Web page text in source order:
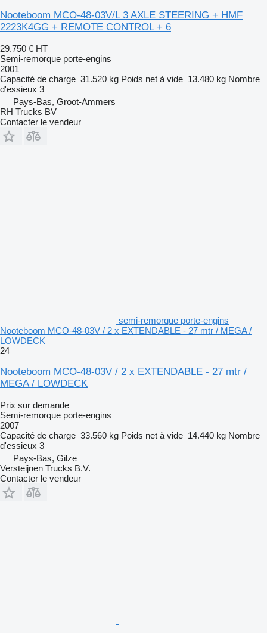
Nooteboom MCO-48-03V/L 3 AXLE STEERING + HMF
2223K4GG + REMOTE CONTROL + 6
29.750 € HT
Semi-remorque porte-engins
2001
Capacité de charge 31.520 kg Poids net à vide 13.480 kg Nombre
d'essieux 3
Pays-Bas, Groot-Ammers
RH Trucks BV
Contacter le vendeur
semi-remorque porte-engins
Nooteboom MCO-48-03V / 2 x EXTENDABLE - 27 mtr / MEGA /
LOWDECK
24
Nooteboom MCO-48-03V / 2 x EXTENDABLE - 27 mtr /
MEGA / LOWDECK
Prix sur demande
Semi-remorque porte-engins
2007
Capacité de charge 33.560 kg Poids net à vide 14.440 kg Nombre
d'essieux 3
Pays-Bas, Gilze
Versteijnen Trucks B.V.
Contacter le vendeur